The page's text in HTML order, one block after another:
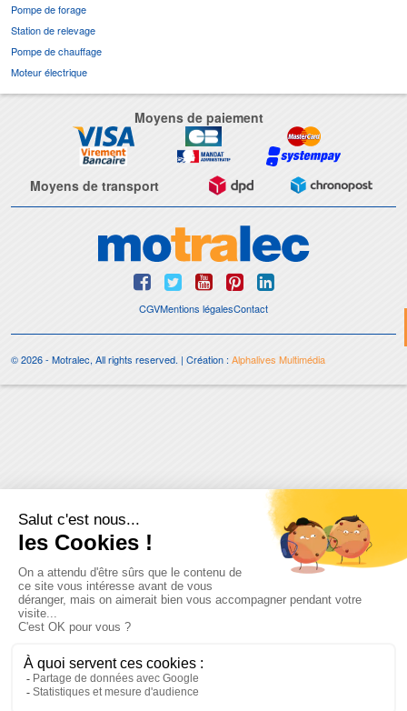
Pompe de forage
Station de relevage
Pompe de chauffage
Moteur électrique
Moyens de paiement
Moyens de transport
CGVMentions légalesContact
© 2026 - Motralec, All rights reserved. | Création :Alphalives Multimédia